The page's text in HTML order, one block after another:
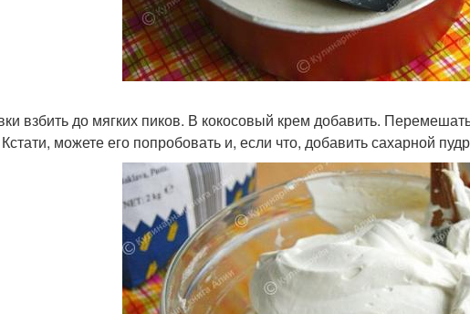
взбить до мягких пиков. В кокосовый крем добавить.
Кстати, можете его попробовать и, если что, добавить сахарной